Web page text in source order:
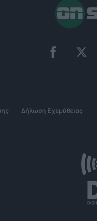
Δήλωση Εχεμύθειας